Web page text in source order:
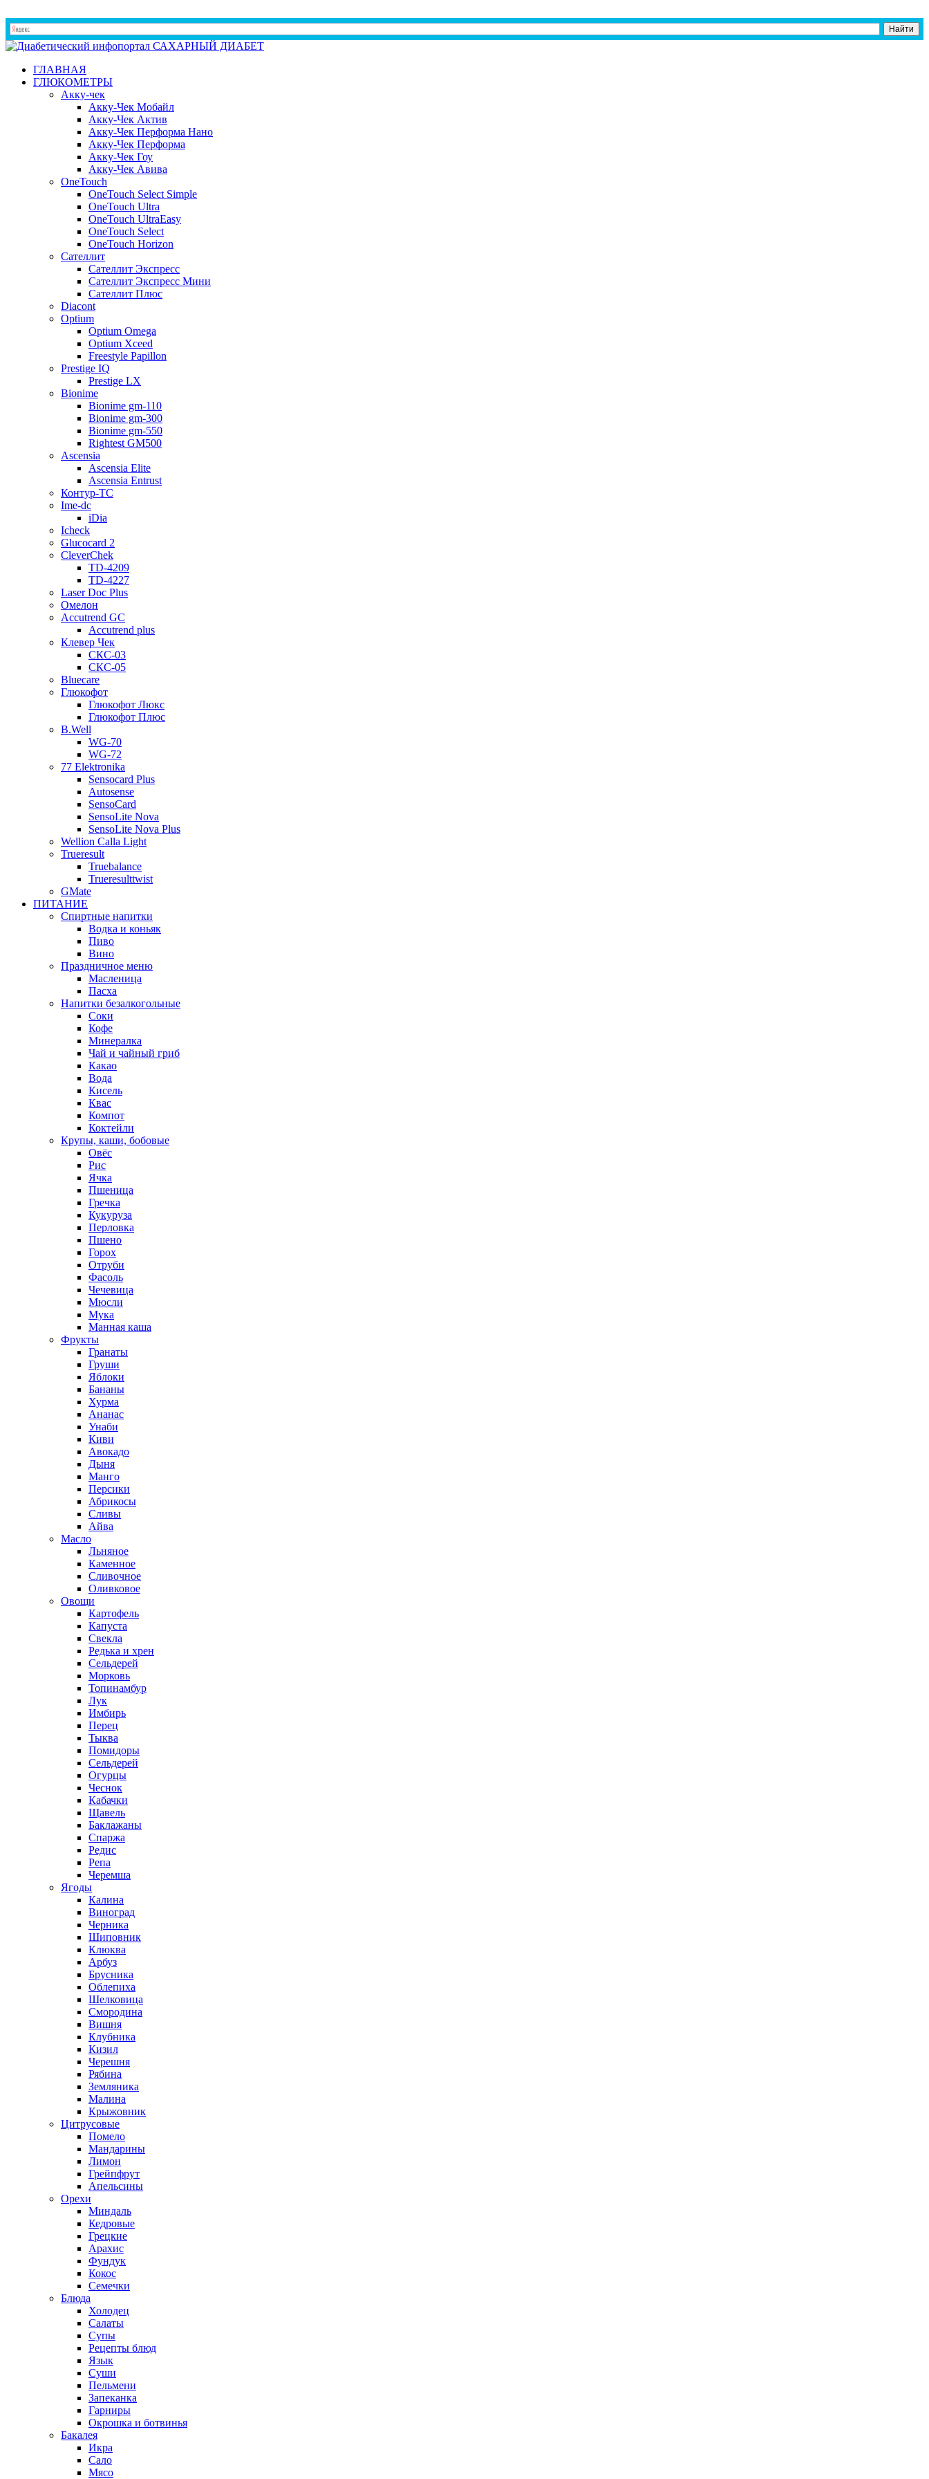
ГЛАВНАЯ
ГЛЮКОМЕТРЫ
Акку-чек
Акку-Чек Мобайл
Акку-Чек Актив
Акку-Чек Перформа Нано
Акку-Чек Перформа
Акку-Чек Гоу
Акку-Чек Авива
OneTouch
OneTouch Select Simple
OneTouch Ultra
OneTouch UltraEasy
OneTouch Select
OneTouch Horizon
Сателлит
Сателлит Экспресс
Сателлит Экспресс Мини
Сателлит Плюс
Diacont
Optium
Optium Omega
Optium Xceed
Freestyle Papillon
Prestige IQ
Prestige LX
Bionime
Bionime gm-110
Bionime gm-300
Bionime gm-550
Rightest GM500
Ascensia
Ascensia Elite
Ascensia Entrust
Контур-ТС
Ime-dc
iDia
Icheck
Glucocard 2
CleverChek
TD-4209
TD-4227
Laser Doc Plus
Омелон
Accutrend GC
Accutrend plus
Клевер Чек
СКС-03
СКС-05
Bluecare
Глюкофот
Глюкофот Люкс
Глюкофот Плюс
B.Well
WG-70
WG-72
77 Elektronika
Sensocard Plus
Autosense
SensoCard
SensoLite Nova
SensoLite Nova Plus
Wellion Calla Light
Trueresult
Truebalance
Trueresulttwist
GMate
ПИТАНИЕ
Спиртные напитки
Водка и коньяк
Пиво
Вино
Праздничное меню
Масленица
Пасха
Напитки безалкогольные
Соки
Кофе
Минералка
Чай и чайный гриб
Какао
Вода
Кисель
Квас
Компот
Коктейли
Крупы, каши, бобовые
Овёс
Рис
Ячка
Пшеница
Гречка
Кукуруза
Перловка
Пшено
Горох
Отруби
Фасоль
Чечевица
Мюсли
Мука
Манная каша
Фрукты
Гранаты
Груши
Яблоки
Бананы
Хурма
Ананас
Унаби
Киви
Авокадо
Дыня
Манго
Персики
Абрикосы
Сливы
Айва
Масло
Льняное
Каменное
Сливочное
Оливковое
Овощи
Картофель
Капуста
Свекла
Редька и хрен
Сельдерей
Морковь
Топинамбур
Лук
Имбирь
Перец
Тыква
Помидоры
Сельдерей
Огурцы
Чеснок
Кабачки
Щавель
Баклажаны
Спаржа
Редис
Репа
Черемша
Ягоды
Калина
Виноград
Черника
Шиповник
Клюква
Арбуз
Брусника
Облепиха
Шелковица
Смородина
Вишня
Клубника
Кизил
Черешня
Рябина
Земляника
Малина
Крыжовник
Цитрусовые
Помело
Мандарины
Лимон
Грейпфрут
Апельсины
Орехи
Миндаль
Кедровые
Грецкие
Арахис
Фундук
Кокос
Семечки
Блюда
Холодец
Салаты
Супы
Рецепты блюд
Язык
Суши
Пельмени
Запеканка
Гарниры
Окрошка и ботвинья
Бакалея
Икра
Сало
Мясо